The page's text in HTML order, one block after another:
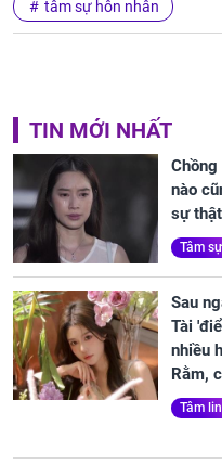
tâm sự hôn nhân
TIN MỚI NHẤT
nào
sự
Tâm
Sau
Tài
nhiều
Rằm,
Tâm